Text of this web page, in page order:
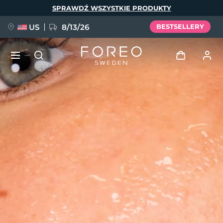
SPRAWDŹ WSZYSTKIE PRODUKTY
US 8/13/26 BESTSELLERY
Moje urządzenia
Moje zamówienia
Moje adresy
NOWOŚĆ
FAQ™ Pure Beauty-Tech Elixir
BREAKING NEWS
issa™ Teeth Whitening Set
Język
English Deutsch
Français
Português
Polski
Русский
繁體中文